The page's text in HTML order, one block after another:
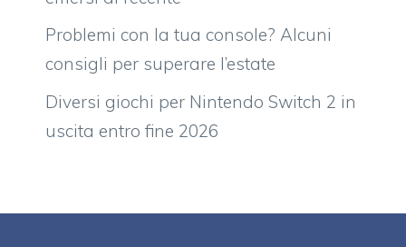
Problemi con la tua console? Alcuni
consigli per superare l’estate
Diversi giochi per Nintendo Switch 2 in
uscita entro fine 2026